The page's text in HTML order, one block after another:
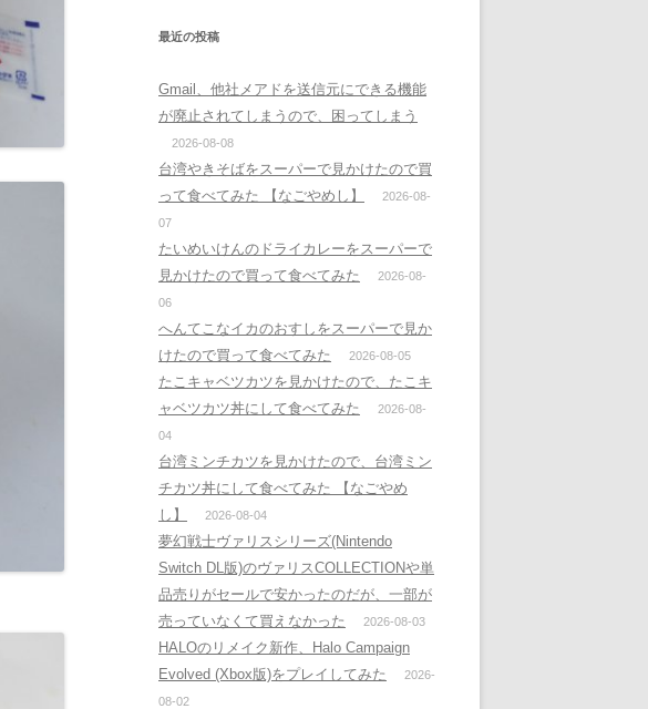
最近の投稿
Gmail、他社メアドを送信元にできる機能
が廃止されてしまうので、困ってしまう
2026-08-08
台湾やきそばをスーパーで見かけたので買
って食べてみた 【なごやめし】
2026-08-
07
たいめいけんのドライカレーをスーパーで
見かけたので買って食べてみた
2026-08-
06
へんてこなイカのおすしをスーパーで見か
けたので買って食べてみた
2026-08-05
たこキャベツカツを見かけたので、たこキ
ャベツカツ丼にして食べてみた
2026-08-
04
台湾ミンチカツを見かけたので、台湾ミン
チカツ丼にして食べてみた 【なごやめ
し】
2026-08-04
夢幻戦士ヴァリスシリーズ(Nintendo
Switch DL版)のヴァリスCOLLECTIONや単
品売りがセールで安かったのだが、一部が
売っていなくて買えなかった
2026-08-03
HALOのリメイク新作、Halo Campaign
Evolved (Xbox版)をプレイしてみた
2026-
08-02